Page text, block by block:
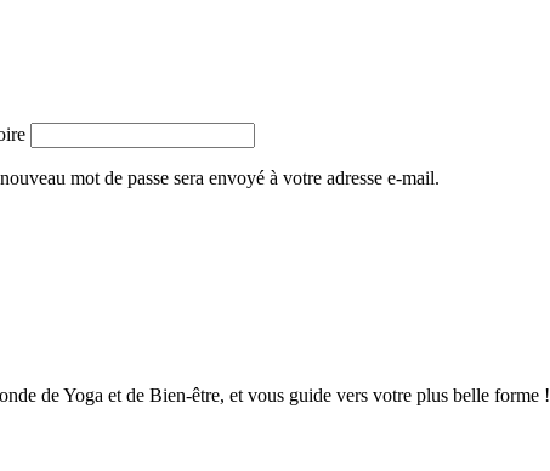
mot de passe sera envoyé à votre adresse e-mail.
de Yoga et de Bien-être, et vous guide vers votre plus belle forme !